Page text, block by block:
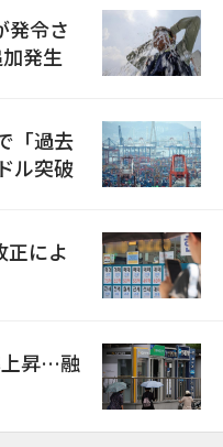
発令さ
発生
「過去
ル突破
正によ
上昇…融